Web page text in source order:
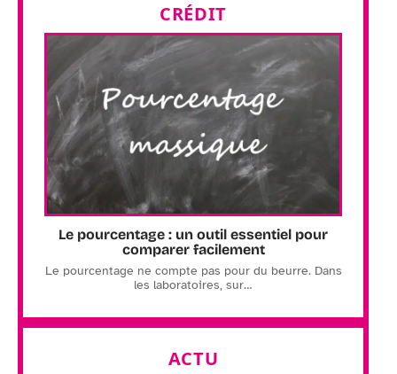
CRÉDIT
Le pourcentage : un outil essentiel pour
comparer facilement
Le pourcentage ne compte pas pour du beurre. Dans
les laboratoires, sur…
ACTU